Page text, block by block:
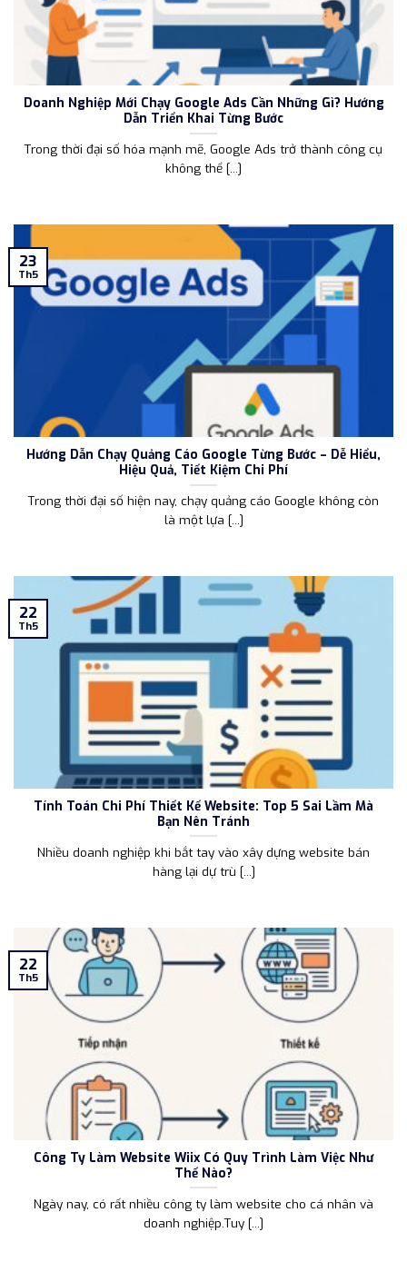
Doanh Nghiệp Mới Chạy Google Ads Cần Những Gì? Hướng
Dẫn Triển Khai Từng Bước
Trong thời đại số hóa mạnh mẽ, Google Ads trở thành công cụ
không thể [...]
Hướng Dẫn Chạy Quảng Cáo Google Từng Bước – Dễ Hiểu,
Hiệu Quả, Tiết Kiệm Chi Phí
Trong thời đại số hiện nay, chạy quảng cáo Google không còn
là một lựa [...]
23
Th5
Tính Toán Chi Phí Thiết Kế Website: Top 5 Sai Lầm Mà
Bạn Nên Tránh
Nhiều doanh nghiệp khi bắt tay vào xây dựng website bán
hàng lại dự trù [...]
22
Th5
Công Ty Làm Website Wiix Có Quy Trình Làm Việc Như
Thế Nào?
Ngày nay, có rất nhiều công ty làm website cho cá nhân và
doanh nghiệp.Tuy [...]
22
Th5